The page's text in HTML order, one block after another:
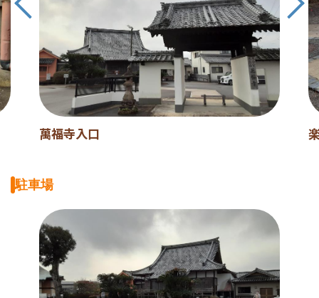
萬福寺入口
駐車場